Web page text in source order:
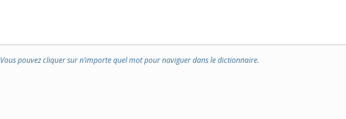
Vous pouvez cliquer sur n’importe quel mot pour naviguer dans le dictionnaire.